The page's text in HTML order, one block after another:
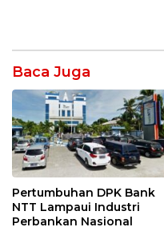
Baca Juga
Pertumbuhan DPK Bank
NTT Lampaui Industri
Perbankan Nasional